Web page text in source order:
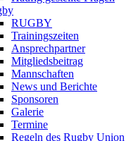
RUGBY
Trainingszeiten
Ansprechpartner
Mitgliedsbeitrag
Mannschaften
News und Berichte
Sponsoren
Galerie
Termine
Regeln des Rugby Union